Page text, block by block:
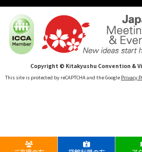
Copyright © Kitakyushu Convention &
This site is protected by reCAPTCHA and the Google Privacy